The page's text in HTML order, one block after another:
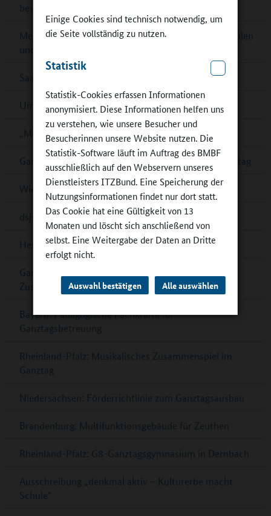
Einige Cookies sind technisch notwendig, um
die Seite vollständig zu nutzen.
Statistik
Statistik-Cookies erfassen Informationen
anonymisiert. Diese Informationen helfen uns
zu verstehen, wie unsere Besucher und
Besucherinnen unsere Website nutzen. Die
Statistik-Software läuft im Auftrag des BMBF
ausschließlich auf den Webservern unseres
Dienstleisters ITZBund. Eine Speicherung der
Nutzungsinformationen findet nur dort statt.
Das Cookie hat eine Gültigkeit von 13
Monaten und löscht sich anschließend von
selbst. Eine Weitergabe der Daten an Dritte
erfolgt nicht.
Auswahl bestätigen Alle auswählen
bewerben!
Mecklenburg-Vorpommern: Kontaktbörsen für Schulen
und Partner
Saarländischer Ernährungspreis – jetzt bewerben!
Umfrage zur Schulverpflegung in Cottbus
„Mein Bildungsraum“ in Ganztagsschulen
Ganztagsschulverband: Demokratiebildung im Ganztag
Wiener „Wasserschulen“
dsj-Bewegungskampagne MOVE wird fortgesetzt
Hessen: Musikalische Bildung in Ober-Ramstadt
Ganztagskongress zu multiprofessioneller
Zusammenarbeit in Berlin
Bayern: Pädagogische Fachkräfte für
Ganztagsbetreuung
Rheinland-Pfalz: Musikalisches Zusammenspiel im
Ganztag
Niedersachsen: Förderrichtlinie zum Ganztagsausbau
Brandenburg: Multifunktionsgebäude für Zeuthen
Rheinland-Pfalz: G8-Ganztagsgymnasium in Dernbach
Ausschreibung „denkmal aktiv – Kulturerbe macht
Schule‟